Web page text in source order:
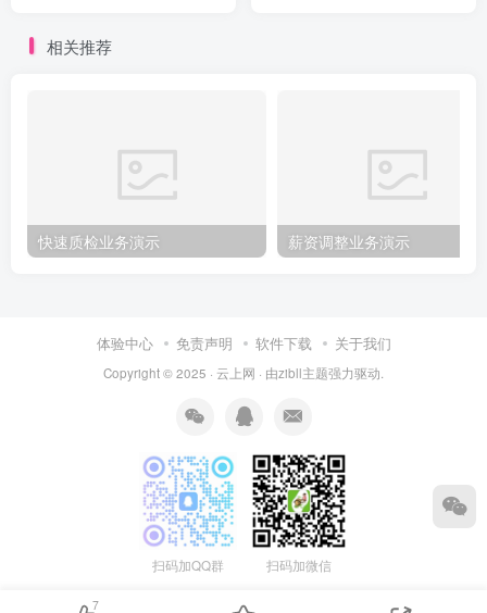
相关推荐
快速质检业务演示 薪资调整业务演示
体验中心 免责声明 软件下载 关于我们
Copyright © 2025 · 云上网 · 由zibll主题强力驱动.
扫码加QQ群 扫码加微信
7